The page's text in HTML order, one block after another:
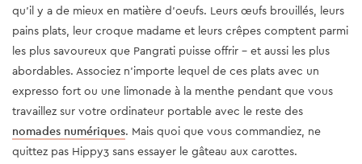
qu'il y a de mieux en matière d'oeufs. Leurs œufs brouillés, leurs
pains plats, leur croque madame et leurs crêpes comptent parmi
les plus savoureux que Pangrati puisse offrir - et aussi les plus
abordables. Associez n'importe lequel de ces plats avec un
expresso fort ou une limonade à la menthe pendant que vous
travaillez sur votre ordinateur portable avec le reste des
nomades numériques. Mais quoi que vous commandiez, ne
quittez pas Hippy3 sans essayer le gâteau aux carottes.